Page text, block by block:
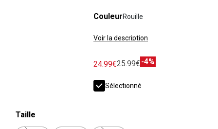
CouleurRouille
Voir la description
24.99€25.99€-4%
Sélectionné
Taille